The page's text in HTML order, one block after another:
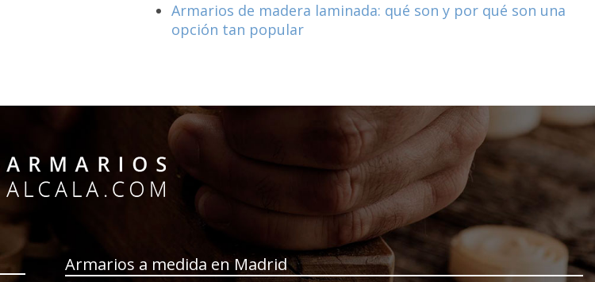
Armarios de madera laminada: qué son y por qué son una
opción tan popular
Armarios a medida en Madrid